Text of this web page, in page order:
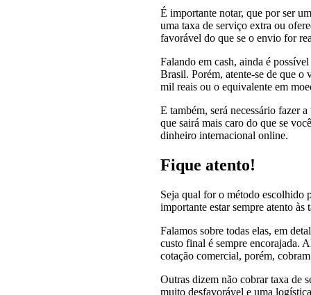
É importante notar, que por ser
uma taxa de serviço extra ou
favorável do que se o envio for
Falando em cash, ainda é
Brasil. Porém, atente-se de que o
mil reais ou o equivalente em
E também, será necessário fazer
que sairá mais caro do que se
dinheiro internacional online.
Fique atento!
Seja qual for o método escolhido
importante estar sempre atento às
Falamos sobre todas elas, em
custo final é sempre encorajada.
cotação comercial, porém,
Outras dizem não cobrar taxa de
muito desfavorável e uma